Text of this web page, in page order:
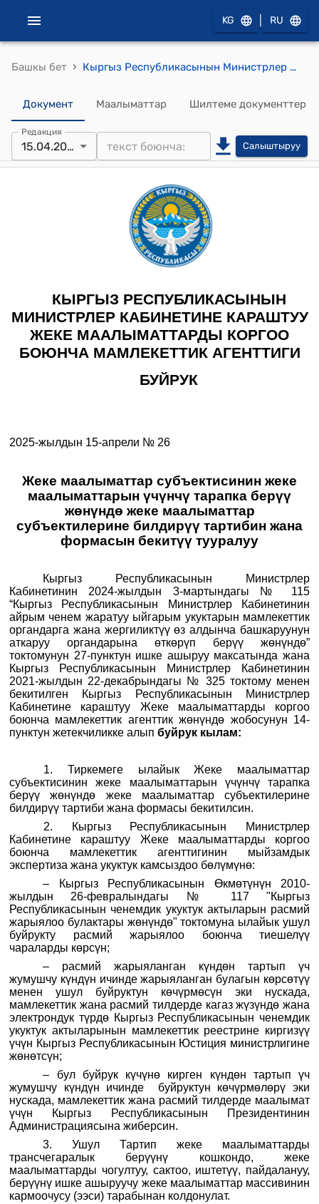
KG RU
Башкы бет › Кыргыз Республикасынын Министрлер Кабинетине караштуу Жеке маалыматтарды коргоо боюнча мамлекеттик агенттигинин 2025-жылдын 15-апрелиндеги № 26 "Жеке маалыматтар субъектисинин жеке маалыматтарын үчүнчү тарапка берүү жөнүндө жеке маалыматтар субъектилерине билдирүү тартибин жана формасын бекитүү тууралуу" буйругу
Документ Маалыматтар Шилтеме документтер
Редакция
15.04.2025 Салыштыруу